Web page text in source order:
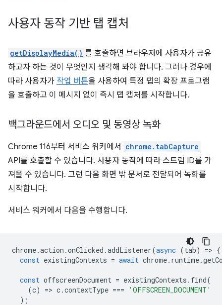
사용자 동작 기반 탭 캡처
getDisplayMedia() 를 호출하면 브라우저에 사용자가 공유
하고자 하는 것이 무엇인지 생각해 봐야 합니다. 그러나 경우에
따라 사용자가 작업 버튼을 사용하여 특정 탭의 확장 프로그램
을 호출하고 이 메시지 없이 즉시 탭 캡처를 시작합니다.
백그라운드에서 오디오 및 동영상 녹화
Chrome 116부터 서비스 워커에서 chrome.tabCapture
API를 호출할 수 있습니다. 사용자 동작에 따라 스트림 ID를 가
져올 수 있습니다. 그런 다음 화면 밖 문서로 전달되어 녹화를
시작합니다.
서비스 워커에서 다음을 수행합니다.
chrome.action .onClicked .addListener(async (tab) => {
const existingContexts = await chrome. runtime.
const offscreenDocument = existingContexts . find(
(c) => c.contextType ===
'OFFSCREEN_DOCUMENT'
);